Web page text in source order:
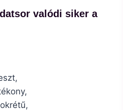
valódi siker a